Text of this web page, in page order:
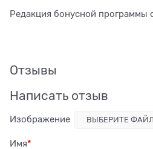
Редакция бонусной программы
Отзывы
Написать отзыв
Изображение ВЫБЕРИТЕ ФАЙЛ
Имя